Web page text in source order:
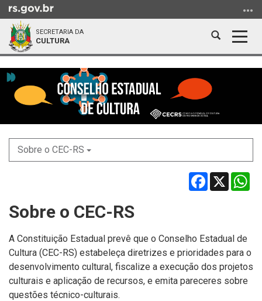
para
conteúdo
para
menu
busca
SECRETARIA DA
CULTURA
Abrir
do
conteúdo
Sobre o CEC-RS
Facebook
X
Sobre o CEC-RS
A Constituição Estadual prevê que o Conselho Estadual de
Cultura (CEC-RS) estabeleça diretrizes e prioridades para o
desenvolvimento cultural, fiscalize a execução dos projetos
culturais e aplicação de recursos, e emita pareceres sobre
questões técnico-culturais.